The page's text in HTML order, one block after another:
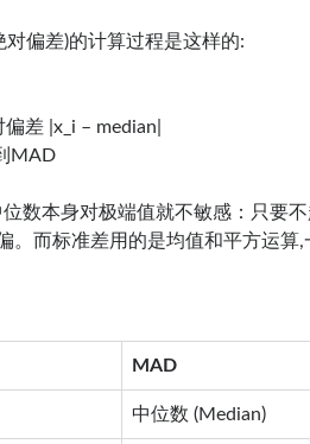
偏差)的计算过程是这样的:
差 |x_i – median|
MAD
数本身对极端值就不敏感：只要不
。而标准差用的是均值和平方运算,
MAD
中位数 (Median)